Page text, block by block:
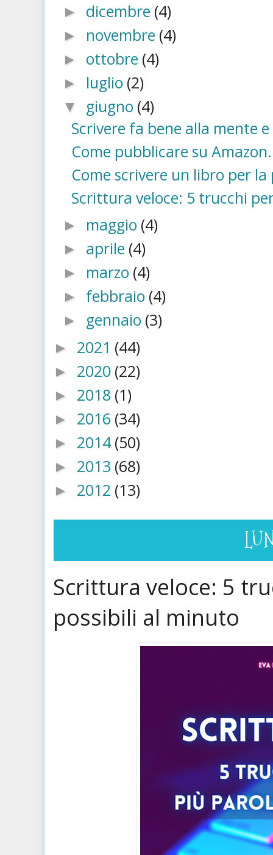
► dicembre (4)
► novembre (4)
► ottobre (4)
► luglio (2)
▼ giugno (4)
Scrivere fa bene alla mente
Come pubblicare su
Come scrivere un libro per
Scrittura veloce: 5 trucchi
► maggio (4)
► aprile (4)
► marzo (4)
► febbraio (4)
► gennaio (3)
► 2021 (44)
► 2020 (22)
► 2018 (1)
► 2016 (34)
► 2014 (50)
► 2013 (68)
► 2012 (13)
Scrittura veloce: 5
possibili al minuto